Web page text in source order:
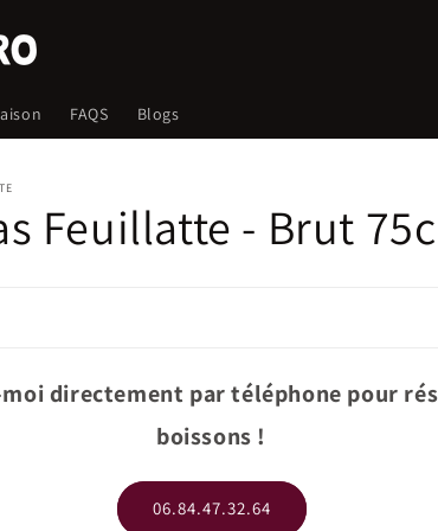
FAQS Blogs
Feuillatte - Brut
directement par téléphone pour
boissons !
06.84.47.32.64